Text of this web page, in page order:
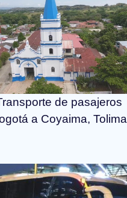
de pasajeros
a Coyaima, Tolima